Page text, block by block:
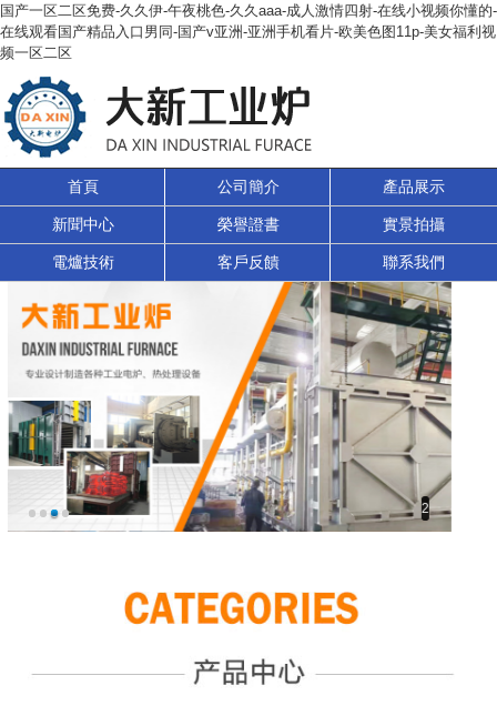
国产一区二区免费-久久伊-午夜桃色-久久aaa-成人激情四射-在线小视频你懂的-
在线观看国产精品入口男同-国产v亚洲-亚洲手机看片-欧美色图11p-美女福利视
频一区二区
首頁 公司簡介 產品展示
新聞中心 榮譽證書 實景拍攝
電爐技術 客戶反饋 聯系我們
3